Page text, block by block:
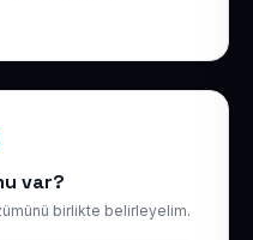
var?
birlikte belirleyelim.